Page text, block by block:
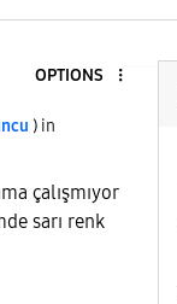
OPTIONS
) in
çalışmıyor
sarı renk